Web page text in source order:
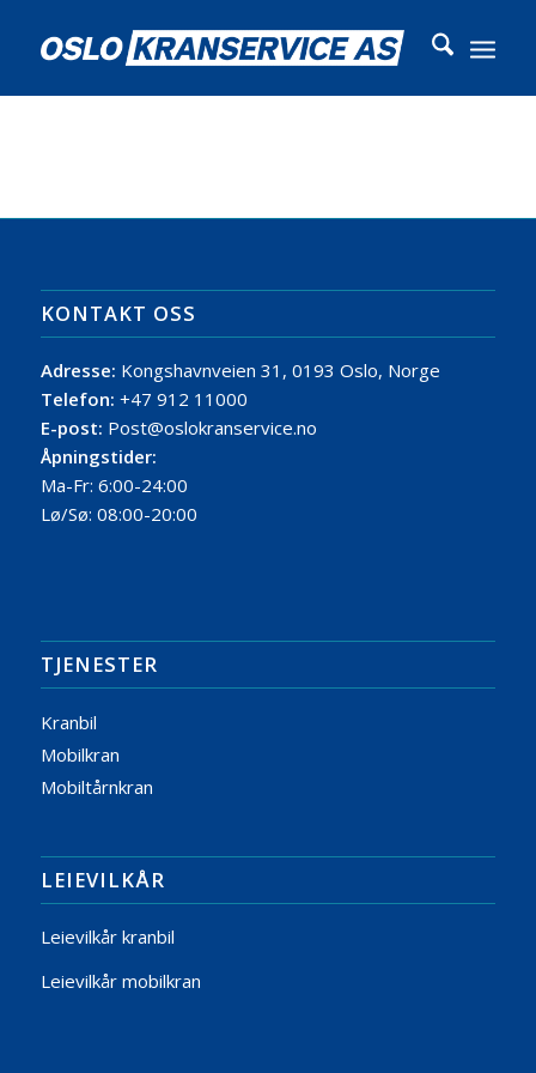
KONTAKT OSS
Adresse: Kongshavnveien 31, 0193 Oslo, Norge
Telefon: +47 912 11000
E-post: Post@oslokranservice.no
Åpningstider:
Ma-Fr: 6:00-24:00
Lø/Sø: 08:00-20:00
TJENESTER
Kranbil
Mobilkran
Mobiltårnkran
LEIEVILKÅR
Leievilkår kranbil
Leievilkår mobilkran